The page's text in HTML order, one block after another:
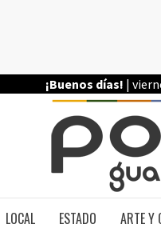
¡Buenos días! |
LOCAL ESTADO ARTE Y